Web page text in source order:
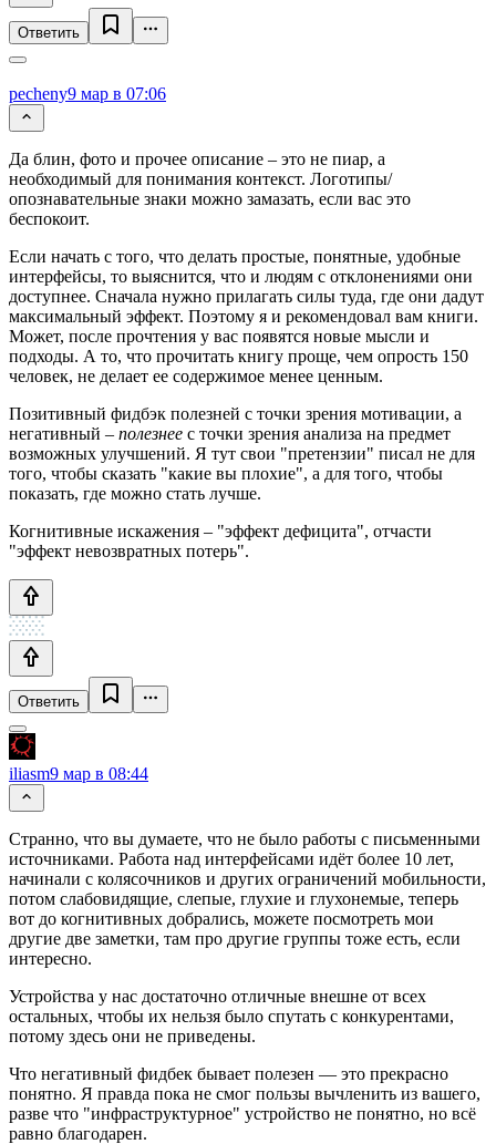
Ответить
pecheny9 мар в 07:06
Да блин, фото и прочее описание – это не пиар, а
необходимый для понимания контекст. Логотипы/
опознавательные знаки можно замазать, если вас это
беспокоит.
Если начать с того, что делать простые, понятные, удобные
интерфейсы, то выяснится, что и людям с отклонениями они
доступнее. Сначала нужно прилагать силы туда, где они дадут
максимальный эффект. Поэтому я и рекомендовал вам книги.
Может, после прочтения у вас появятся новые мысли и
подходы. А то, что прочитать книгу проще, чем опрость 150
человек, не делает ее содержимое менее ценным.
Позитивный фидбэк полезней с точки зрения мотивации, а
негативный – полезнее с точки зрения анализа на предмет
возможных улучшений. Я тут свои "претензии" писал не для
того, чтобы сказать "какие вы плохие", а для того, чтобы
показать, где можно стать лучше.
Когнитивные искажения – "эффект дефицита", отчасти
"эффект невозвратных потерь".
Ответить
iliasm9 мар в 08:44
Странно, что вы думаете, что не было работы с письменными
источниками. Работа над интерфейсами идёт более 10 лет,
начинали с колясочников и других ограничений мобильности,
потом слабовидящие, слепые, глухие и глухонемые, теперь
вот до когнитивных добрались, можете посмотреть мои
другие две заметки, там про другие группы тоже есть, если
интересно.
Устройства у нас достаточно отличные внешне от всех
остальных, чтобы их нельзя было спутать с конкурентами,
потому здесь они не приведены.
Что негативный фидбек бывает полезен — это прекрасно
понятно. Я правда пока не смог пользы вычленить из вашего,
разве что "инфраструктурное" устройство не понятно, но всё
равно благодарен.